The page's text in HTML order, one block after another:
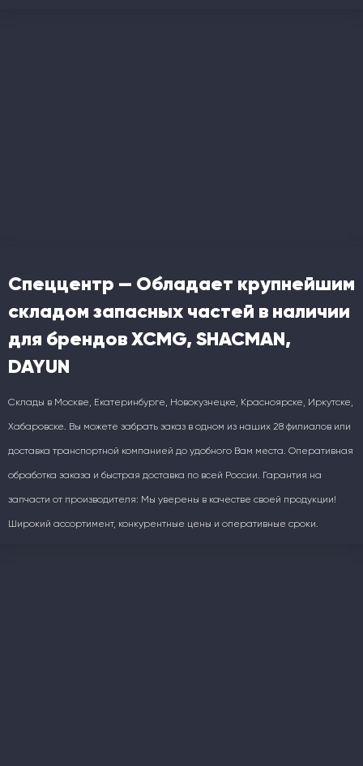
Спеццентр — Обладает крупнейшим
складом запасных частей в наличии
для брендов XCMG, SHACMAN,
DAYUN
Склады в Москве, Екатеринбурге, Новокузнецке, Красноярске, Иркутске,
Хабаровске. Вы можете забрать заказ в одном из наших 28 филиалов или
доставка транспортной компанией до удобного Вам места. Оперативная
обработка заказа и быстрая доставка по всей России. Гарантия на
запчасти от производителя: Мы уверены в качестве своей продукции!
Широкий ассортимент, конкурентные цены и оперативные сроки.